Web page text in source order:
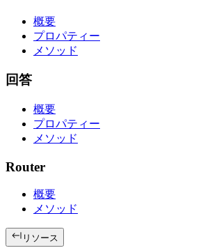
概要
プロパティー
メソッド
回答
概要
プロパティー
メソッド
Router
概要
メソッド
リソース